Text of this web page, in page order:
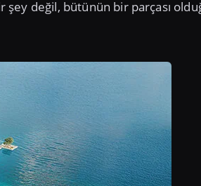
şey değil, bütünün bir parçası